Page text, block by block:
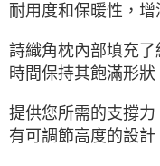
耐用度和保暖性，增
詩織角枕內部填充
時間保持其飽滿形狀
提供您所需的支撐
有可調節高度的設計